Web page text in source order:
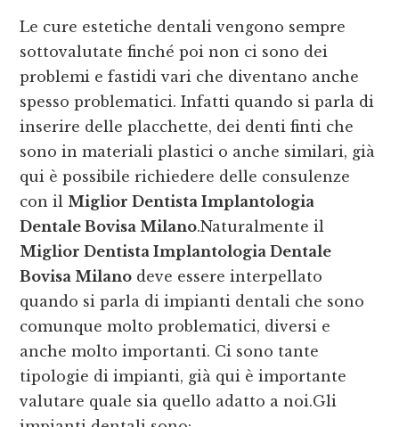
Le cure estetiche dentali vengono sempre
sottovalutate finché poi non ci sono dei
problemi e fastidi vari che diventano anche
spesso problematici. Infatti quando si parla di
inserire delle placchette, dei denti finti che
sono in materiali plastici o anche similari, già
qui è possibile richiedere delle consulenze
con il Miglior Dentista Implantologia
Dentale Bovisa Milano.Naturalmente il
Miglior Dentista Implantologia Dentale
Bovisa Milano deve essere interpellato
quando si parla di impianti dentali che sono
comunque molto problematici, diversi e
anche molto importanti. Ci sono tante
tipologie di impianti, già qui è importante
valutare quale sia quello adatto a noi.Gli